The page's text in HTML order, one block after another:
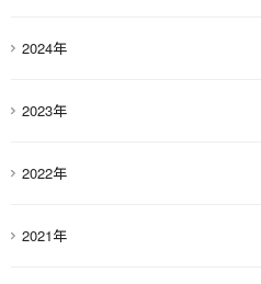
2024年
2023年
2022年
2021年